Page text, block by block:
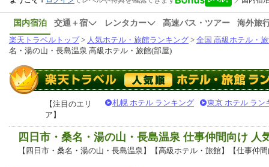
国内宿泊 交通＋宿 レンタカー 高速バス・ツアー
海外旅
楽天トラベルトップ> 人気ホテル・旅館ランキング > 全国 高級ホテル・
名・湯の山・長島温泉 高級ホテル・旅館(部屋)
【注目のエリ
ア】
札幌 ホテル ランキング 東京 ホテル ラン
四日市・桑名・湯の山・長島温泉 仕事仲間向け
【四日市・桑名・湯の山・長島温泉】【高級ホテル・旅館】【仕事仲